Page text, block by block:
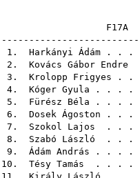
1. Harkányi Ádám . . .
2. Kovács Gábor Endre
3. Krolopp Frigyes . .
4. Kóger Gyula . . . .
5. Fürész Béla . . . .
6. Dosek Ágoston . . .
7. Szokol Lajos . . .
8. Szabó László . . .
9. Ádám András . . . .
10. Tésy Tamás . . . .